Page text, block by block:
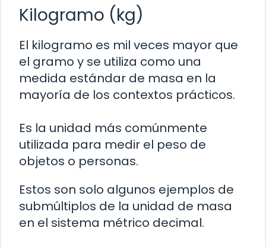
Kilogramo (kg)
El kilogramo es mil veces mayor que
el gramo y se utiliza como una
medida estándar de masa en la
mayoría de los contextos prácticos.
Es la unidad más comúnmente
utilizada para medir el peso de
objetos o personas.
Estos son solo algunos ejemplos de
submúltiplos de la unidad de masa
en el sistema métrico decimal.